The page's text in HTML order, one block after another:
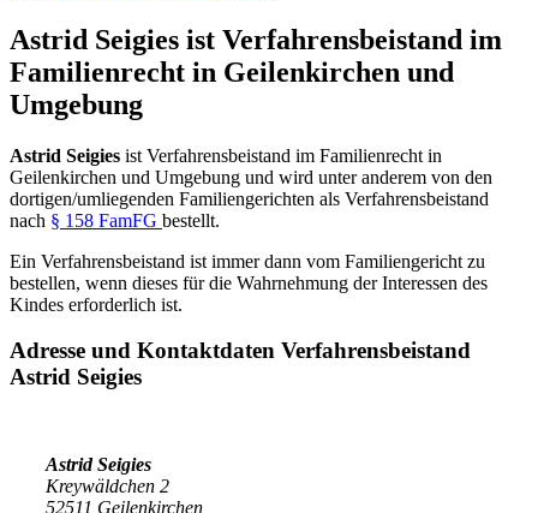
Astrid Seigies ist Verfahrensbeistand im
Familienrecht in Geilenkirchen und
Umgebung
Astrid Seigies ist Verfahrensbeistand im Familienrecht in
Geilenkirchen und Umgebung und wird unter anderem von den
dortigen/umliegenden Familiengerichten als Verfahrensbeistand
nach § 158 FamFG bestellt.
Ein Verfahrensbeistand ist immer dann vom Familiengericht zu
bestellen, wenn dieses für die Wahrnehmung der Interessen des
Kindes erforderlich ist.
Adresse und Kontaktdaten Verfahrensbeistand
Astrid Seigies
Astrid Seigies
Kreywäldchen 2
52511 Geilenkirchen